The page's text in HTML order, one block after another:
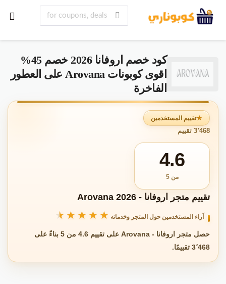
كود خصم اروفانا 2026 خصم 45%
اقوى كوبونات Arovana على العطور
الفاخرة
تقييم المستخدمين
3٬468 تقييم
4.6
من 5
تقييم متجر اروفانا - Arovana 2026
آراء المستخدمين حول المتجر وخدماته ★★★★★
★★★★★
حصل متجر اروفانا - Arovana على تقييم 4.6 من 5 بناءً على
3٬468 تقييمًا.